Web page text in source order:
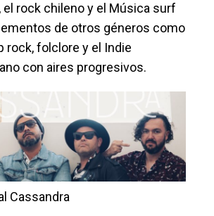
el rock chileno y el Música surf
de otros géneros como
rock, folclore y el Indie
con aires progresivos.
Cassandra